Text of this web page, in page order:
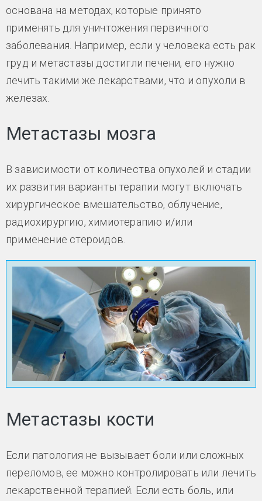
основана на методах, которые принято
применять для уничтожения первичного
заболевания. Например, если у человека есть рак
груд и метастазы достигли печени, его нужно
лечить такими же лекарствами, что и опухоли в
железах.
Метастазы мозга
В зависимости от количества опухолей и стадии
их развития варианты терапии могут включать
хирургическое вмешательство, облучение,
радиохирургию, химиотерапию и/или
применение стероидов.
Метастазы кости
Если патология не вызывает боли или сложных
переломов, ее можно контролировать или лечить
лекарственной терапией. Если есть боль, или